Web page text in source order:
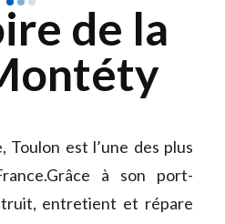
de la
Toulon est l’une des plus
à son port-
entretient et répare